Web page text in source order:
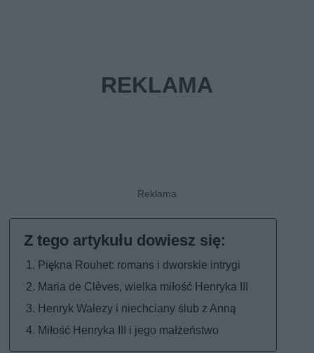
Piękna Rouhet: romans i dworskie intrygi
Maria de Clèves, wielka miłość Henryka III
Henryk Walezy i niechciany ślub z Anną
Miłość Henryka III i jego małżeństwo